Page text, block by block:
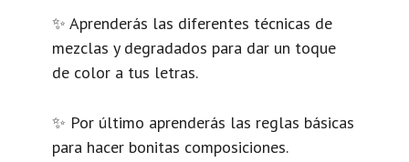
✨ Aprenderás las diferentes técnicas de
mezclas y degradados para dar un toque
de color a tus letras.
✨ Por último aprenderás las reglas básicas
para hacer bonitas composiciones.